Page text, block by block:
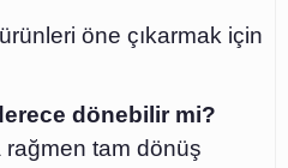
öne çıkarmak için
dönebilir mi?
tam dönüş